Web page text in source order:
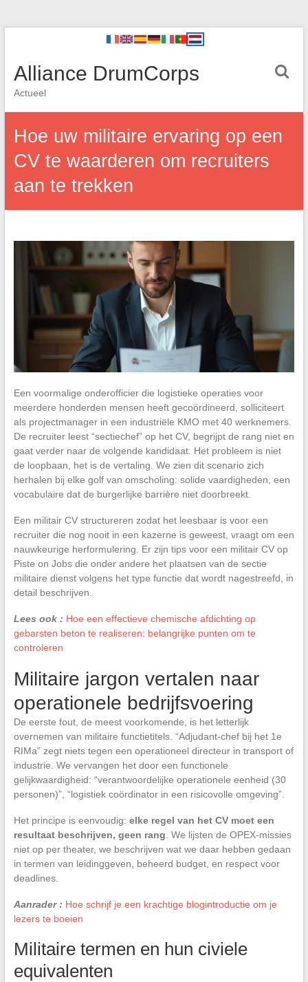
Alliance DrumCorps
Actueel
Hoe uw militaire ervaring op een
CV te waarderen om recruiters
aan te trekken
Een voormalige onderofficier die logistieke operaties voor
meerdere honderden mensen heeft gecoördineerd, solliciteert
als projectmanager in een industriële KMO met 40 werknemers.
De recruiter leest “sectiechef” op het CV, begrijpt de rang niet en
gaat verder naar de volgende kandidaat. Het probleem is niet
de loopbaan, het is de vertaling. We zien dit scenario zich
herhalen bij elke golf van omscholing: solide vaardigheden, een
vocabulaire dat de burgerlijke barrière niet doorbreekt.
Een militair CV structureren zodat het leesbaar is voor een
recruiter die nog nooit in een kazerne is geweest, vraagt om een
nauwkeurige herformulering. Er zijn tips voor een militair CV op
Piste on Jobs die onder andere het plaatsen van de sectie
militaire dienst volgens het type functie dat wordt nagestreefd, in
detail beschrijven.
Lees ook : Hoe een effectieve chemische afdichting op
gebarsten beton te realiseren: belangrijke punten om te
controleren
Militaire jargon vertalen naar
operationele bedrijfsvoering
De eerste fout, de meest voorkomende, is het letterlijk
overnemen van militaire functietitels. “Adjudant-chef bij het 1e
RIMa” zegt niets tegen een operationeel directeur in transport of
industrie. We vervangen het door een functionele
gelijkwaardigheid: “verantwoordelijke operationele eenheid (30
personen)”, “logistiek coördinator in een risicovolle omgeving”.
Het principe is eenvoudig: elke regel van het CV moet een
resultaat beschrijven, geen rang . We lijsten de OPEX-missies
niet op per theater, we beschrijven wat we daar hebben gedaan
in termen van leidinggeven, beheerd budget, en respect voor
deadlines.
Aanrader : Hoe schrijf je een krachtige blogintroductie om je
lezers te boeien
Militaire termen en hun civiele
equivalenten